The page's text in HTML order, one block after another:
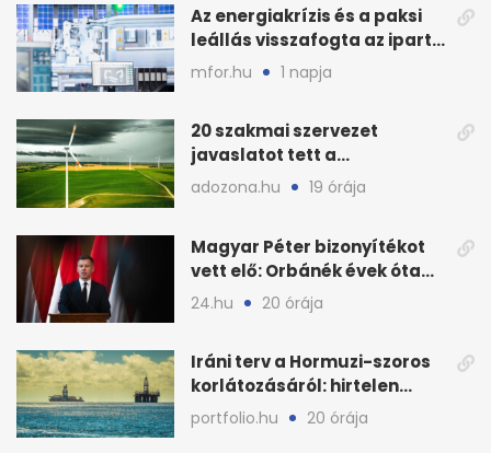
Az energiakrízis és a paksi
leállás visszafogta az ipart,
nyáron kisebb a kár
mfor.hu 1 napja
20 szakmai szervezet
javaslatot tett a
fenntartható szélenergia-
adozona.hu 19 órája
Magyar Péter bizonyítékot
vett elő: Orbánék évek óta
tudtak az energiarendszer
összeomlásáról
24.hu 20 órája
Iráni terv a Hormuzi-szoros
korlátozásáról: hirtelen
megugrott az olajár
portfolio.hu 20 órája